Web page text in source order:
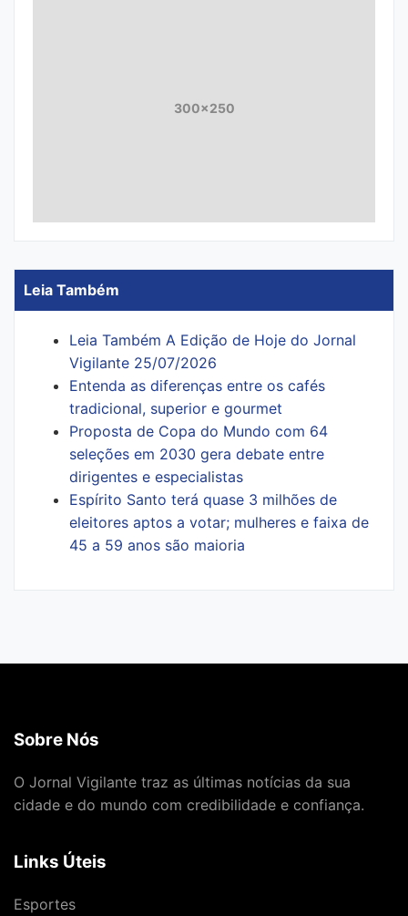
300x250
Leia Também
Leia Também A Edição de Hoje do Jornal
Vigilante 25/07/2026
Entenda as diferenças entre os cafés
tradicional, superior e gourmet
Proposta de Copa do Mundo com 64
seleções em 2030 gera debate entre
dirigentes e especialistas
Espírito Santo terá quase 3 milhões de
eleitores aptos a votar; mulheres e faixa de
45 a 59 anos são maioria
Sobre Nós
O Jornal Vigilante traz as últimas notícias da sua
cidade e do mundo com credibilidade e confiança.
Links Úteis
Esportes